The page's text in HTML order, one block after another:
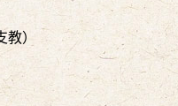
）